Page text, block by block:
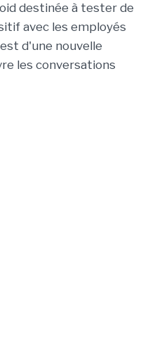
destinée à tester de
avec les employés
d'une nouvelle
les conversations